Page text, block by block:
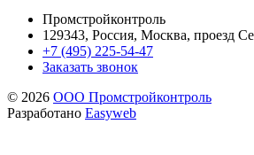
Промстройконтроль
129343, Россия, Москва, проезд
+7 (495) 225-54-47
Заказать звонок
© 2026 ООО Промстройконтроль
Разработано Easyweb